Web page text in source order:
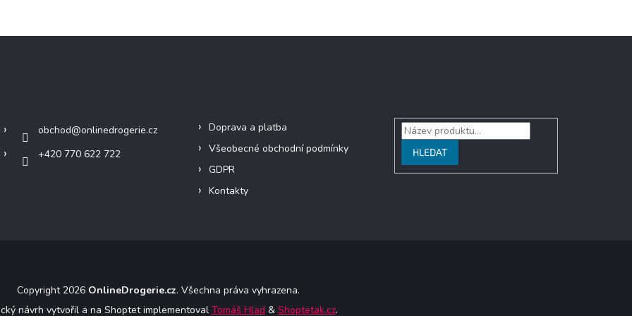
obchod@onlinedrogerie.cz
+420 770 622 722
Doprava a platba
Všeobecné obchodní podmínky
GDPR
Kontakty
HLEDAT
Copyright 2026 OnlineDrogerie.cz. Všechna práva vyhrazena.
návrh vytvořil a na Shoptet implementoval Tomáš Hlad & Shoptetak.cz.